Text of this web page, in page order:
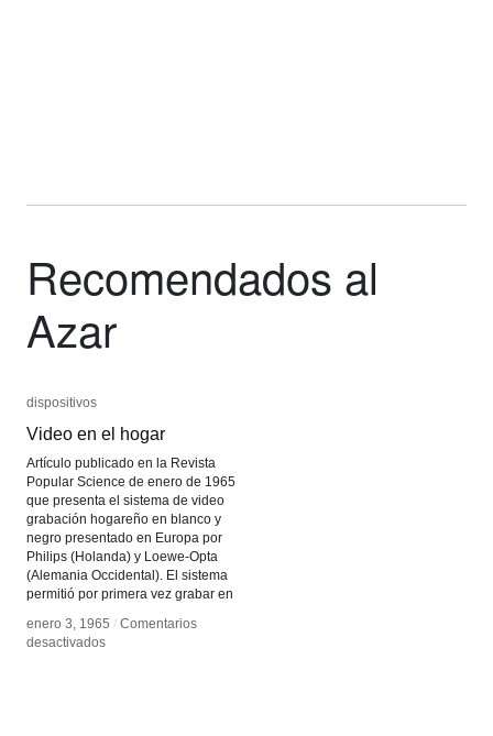
Recomendados al
Azar
dispositivos
Video en el hogar
Artículo publicado en la Revista
Popular Science de enero de 1965
que presenta el sistema de video
grabación hogareño en blanco y
negro presentado en Europa por
Philips (Holanda) y Loewe-Opta
(Alemania Occidental). El sistema
permitió por primera vez grabar en
enero 3, 1965 / Comentarios
desactivadosen
dispositivos
Video en el hogar
enero 3, 1965 / Comentarios
desactivadosen